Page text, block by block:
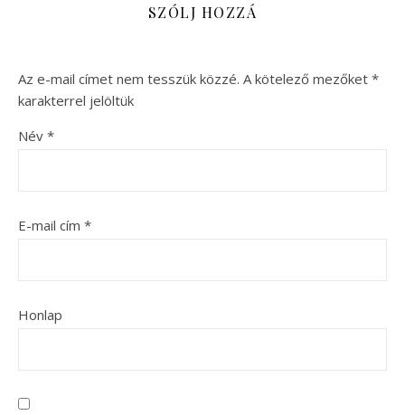
SZÓLJ HOZZÁ
Az e-mail címet nem tesszük közzé. A kötelező mezőket *
karakterrel jelöltük
Név *
E-mail cím *
Honlap